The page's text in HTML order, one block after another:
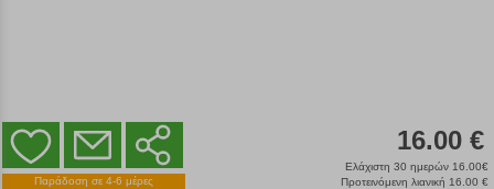
Παράδοση σε 4-6 μέρες
16.00 €
Ελάχιστη 30 ημερών 16.00€
Προτεινόμενη λιανική 16.00 €